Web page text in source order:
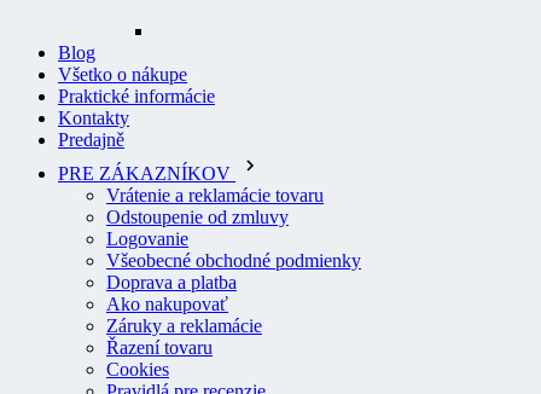
Všetko o nákupe
Praktické informácie
Kontakty
Predajně
PRE ZÁKAZNÍKOV
Vrátenie a reklamácie tovaru
Odstoupenie od zmluvy
Logovanie
Všeobecné obchodné podmienky
Doprava a platba
Ako nakupovať
Záruky a reklamácie
Řazení tovaru
Cookies
Pravidlá pre recenzie
Ochrana osobných údajov